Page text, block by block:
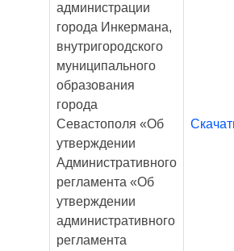
администрации
города Инкермана,
внутригородского
муниципального
образования
города
Севастополя «Об
утверждении
Административного
регламента «Об
утверждении
административного
регламента